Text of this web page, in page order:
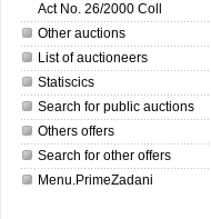
Act No. 26/2000 Coll
Other auctions
List of auctioneers
Statiscics
Search for public auctions
Others offers
Search for other offers
Menu.PrimeZadani